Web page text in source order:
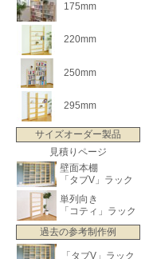
175mm
220mm
250mm
295mm
サイズオーダー製品
見積りページ
壁面本棚
「タブV」ラック
単列向き
「コティ」ラック
過去の参考制作例
「タブV」ラック